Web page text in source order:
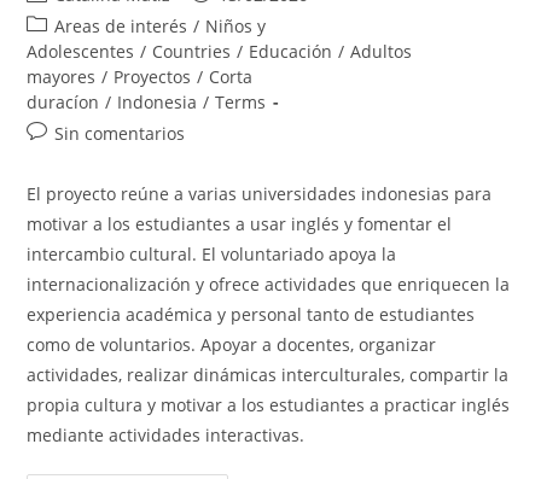
de
la
entrada:
de
la
entrada:
Categoría
de
la
entrada:
Areas de interés / Niños y
Adolescentes / Countries / Educación / Adultos
mayores / Proyectos / Corta
duracíon / Indonesia / Terms
Comentarios
la
entrada:
Sin comentarios
El proyecto reúne a varias universidades indonesias para
motivar a los estudiantes a usar inglés y fomentar el
intercambio cultural. El voluntariado apoya la
internacionalización y ofrece actividades que enriquecen la
experiencia académica y personal tanto de estudiantes
como de voluntarios. Apoyar a docentes, organizar
actividades, realizar dinámicas interculturales, compartir la
propia cultura y motivar a los estudiantes a practicar inglés
mediante actividades interactivas.